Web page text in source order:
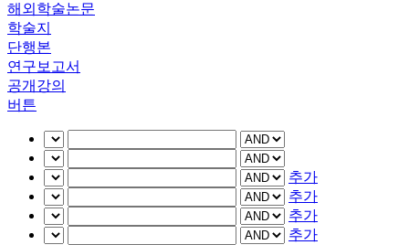
해외학술논문
학술지
단행본
연구보고서
공개강의
버튼
추가
추가
추가
추가